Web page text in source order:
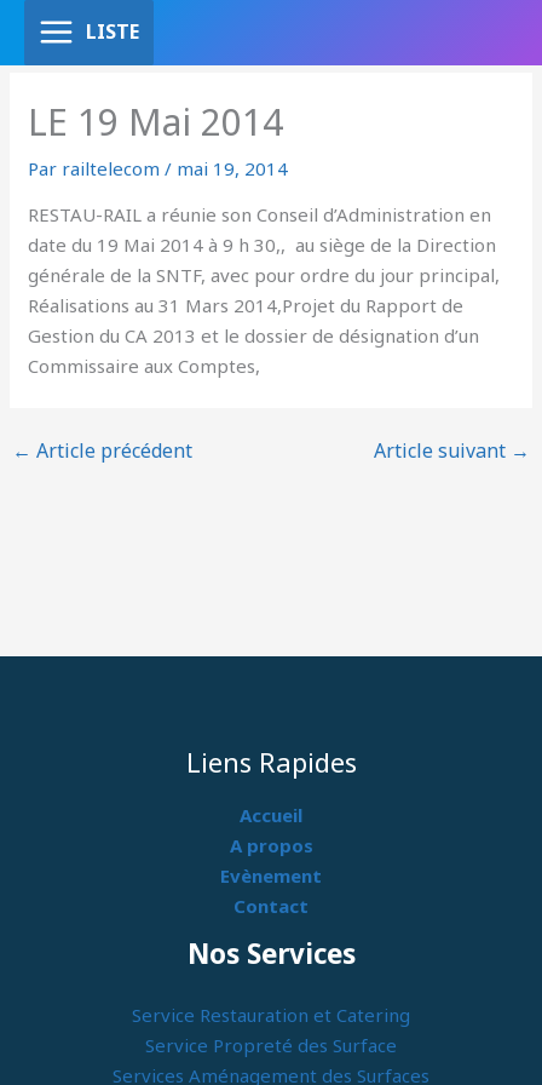
LISTE
LE 19 Mai 2014
Par railtelecom/ mai 19, 2014
RESTAU-RAIL a réunie son Conseil d’Administration en
date du 19 Mai 2014 à 9 h 30,, au siège de la Direction
générale de la SNTF, avec pour ordre du jour principal,
Réalisations au 31 Mars 2014,Projet du Rapport de
Gestion du CA 2013 et le dossier de désignation d’un
Commissaire aux Comptes,
← Article précédent Article suivant →
Liens Rapides
Accueil
A propos
Evènement
Contact
Nos Services
Service Restauration et Catering
Service Propreté des Surface
Services Aménagement des Surfaces